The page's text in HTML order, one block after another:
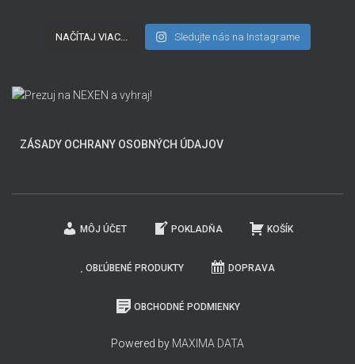
NAČÍTAJ VIAC... Sledujte nás na Instagrame
ZÁSADY OCHRANY OSOBNÝCH ÚDAJOV
MÔJ ÚČET POKLADŇA KOŠÍK
OBĽÚBENÉ PRODUKTY DOPRAVA
OBCHODNÉ PODMIENKY
Powered by MAXIMA DATA